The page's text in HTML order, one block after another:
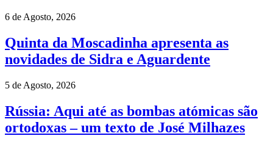
6 de Agosto, 2026
Quinta da Moscadinha apresenta as
novidades de Sidra e Aguardente
5 de Agosto, 2026
Rússia: Aqui até as bombas atómicas são
ortodoxas – um texto de José Milhazes